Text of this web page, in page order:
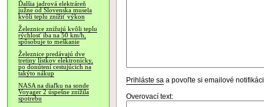
Ďalšia jadrová elektráreň
južne od Slovenska musela
kvôli teplu znížiť výkon
Železnice znižujú kvôli teplu
rýchlosť iba na 50 km/h,
spôsobuje to meškanie
Železnice predávajú dve
tretiny lístkov elektronicky,
po donútení cestujúcich na
takýto nákup
NASA na diaľku na sonde
Voyager 2 úspešne znížila
spotrebu
Prihláste sa a povoľte si emailové
Overovací text: